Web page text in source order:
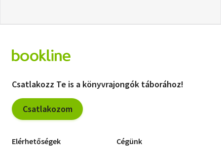
Csatlakozz Te is a könyvrajongók táborához!
Csatlakozom
Elérhetőségek Cégünk